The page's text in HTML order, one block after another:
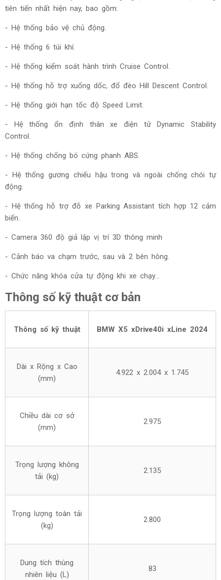
tiên tiến nhất hiện nay, bao gồm:
- Hệ thống bảo vệ chủ động.
- Hệ thống 6 túi khí.
- Hệ thống kiểm soát hành trình Cruise Control.
- Hệ thống hỗ trợ xuống dốc, đổ đèo Hill Descent Control.
- Hệ thống giới hạn tốc độ Speed Limit.
- Hệ thống ổn định thân xe điện tử Dynamic Stability
Control.
- Hệ thống chống bó cứng phanh ABS.
- Hệ thống gương chiếu hậu trong và ngoài chống chói tự
động.
- Hệ thống hỗ trợ đỗ xe Parking Assistant tích hợp 12 cảm
biến.
- Camera 360 độ giả lập vị trí 3D thông minh
- Cảnh báo va chạm trước, sau và 2 bên hông.
- Chức năng khóa cửa tự động khi xe chạy…
Thông số kỹ thuật cơ bản
Thông số kỹ thuật BMW X5 xDrive40i xLine 2024
Dài x Rộng x Cao
(mm)
4.922 x 2.004 x 1.745
Chiều dài cơ sở
(mm)
2.975
Trọng lượng không
tải (kg)
2.135
Trọng lượng toàn tải
(kg)
2.800
Dung tích thùng
nhiên liệu (L)
83